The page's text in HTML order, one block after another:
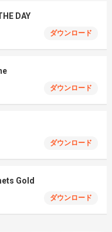
DAY
ダウンロード
ダウンロード
ダウンロード
Gold
ダウンロード